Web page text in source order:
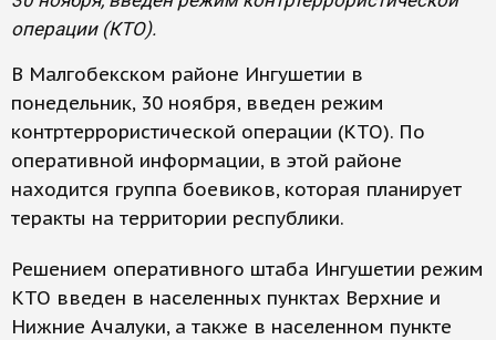
операции (КТО).
В Малгобекском районе Ингушетии в
понедельник, 30 ноября, введен режим
контртеррористической операции (КТО). По
оперативной информации, в этой районе
находится группа боевиков, которая планирует
теракты на территории республики.
Решением оперативного штаба Ингушетии режим
КТО введен в населенных пунктах Верхние и
Нижние Ачалуки, а также в населенном пункте